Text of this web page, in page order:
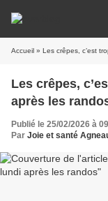
Accueil » Les crêpes, c’est
Les crêpes,
après les
Publié le 25/02/2026 à
Par Joie et santé